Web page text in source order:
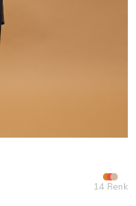
14 Renk